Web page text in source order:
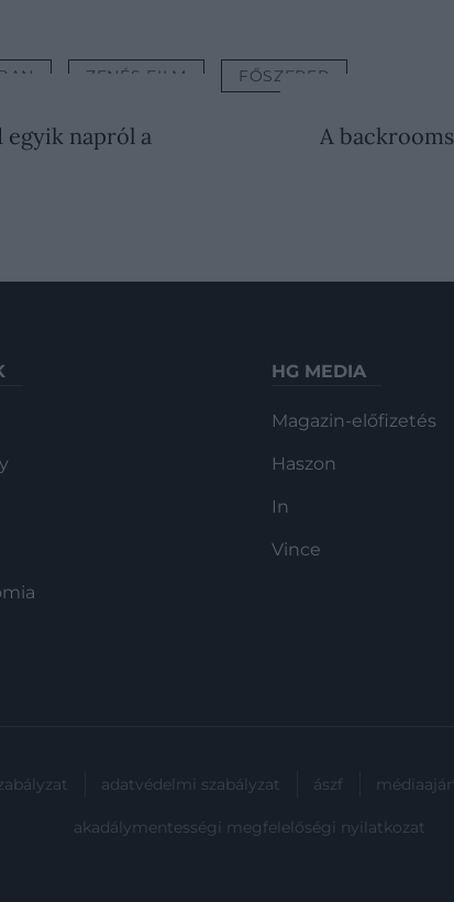
ZENÉS FILM FŐSZEREP
napról a
A
HG MEDIA
Magazin-előfizetés
Haszon
In
Vince
adatvédelmi szabályzat ászf
akadálymentességi megfelelőségi nyilatkozat